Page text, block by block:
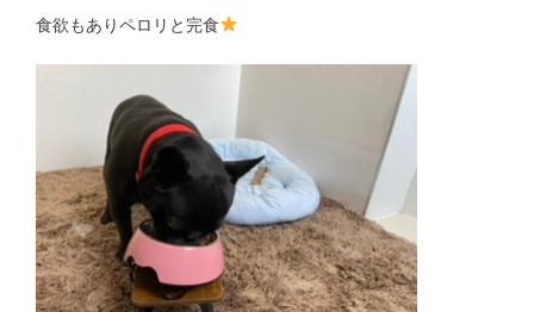
食欲もありペロリと完食